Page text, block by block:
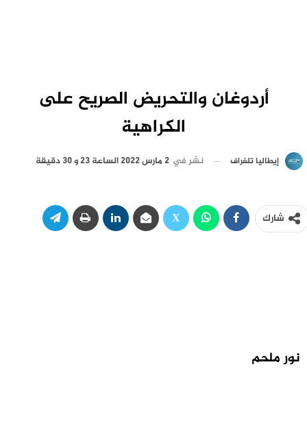
أردوغان والتحريض الصريح على
الكراهية
إيطاليا تلغراف نشر في 2 مارس 2022 الساعة 23 و 30 دقيقة
شارك
نور ملحم